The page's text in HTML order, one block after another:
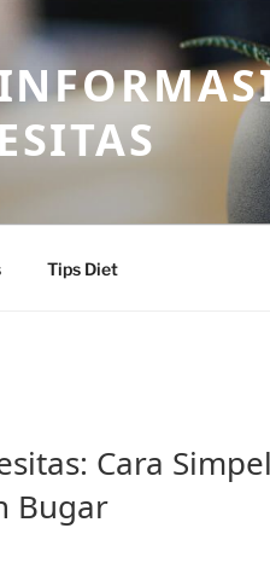
Tips Diet
Cara Simpel
Bugar